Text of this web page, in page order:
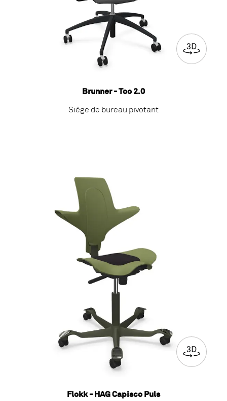
Brunner - Too 2.0
Siège de bureau pivotant
Flokk - HAG Capisco Puls